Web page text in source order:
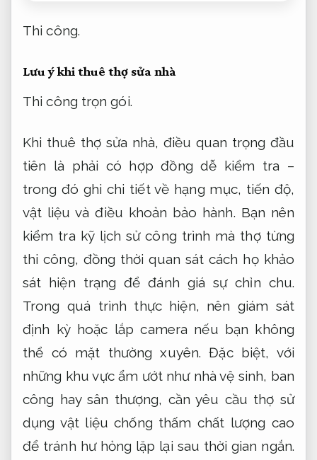
Thi công.
Lưu ý khi thuê thợ sửa nhà
Thi công trọn gói.
Khi thuê thợ sửa nhà, điều quan trọng đầu
tiên là phải có hợp đồng dễ kiểm tra –
trong đó ghi chi tiết về hạng mục, tiến độ,
vật liệu và điều khoản bảo hành. Bạn nên
kiểm tra kỹ lịch sử công trình mà thợ từng
thi công, đồng thời quan sát cách họ khảo
sát hiện trạng để đánh giá sự chỉn chu.
Trong quá trình thực hiện, nên giám sát
định kỳ hoặc lắp camera nếu bạn không
thể có mặt thường xuyên. Đặc biệt, với
những khu vực ẩm ướt như nhà vệ sinh, ban
công hay sân thượng, cần yêu cầu thợ sử
dụng vật liệu chống thấm chất lượng cao
để tránh hư hỏng lặp lại sau thời gian ngắn.